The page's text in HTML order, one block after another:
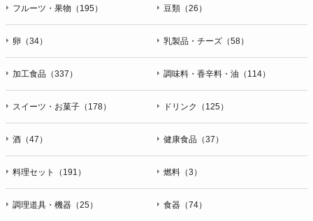
フルーツ・果物（195） 豆類（26）
卵（34） 乳製品・チーズ（58）
加工食品（337） 調味料・香辛料・油（114）
スイーツ・お菓子（178） ドリンク（125）
酒（47） 健康食品（37）
料理セット（191） 燃料（3）
調理道具・機器（25） 食器（74）